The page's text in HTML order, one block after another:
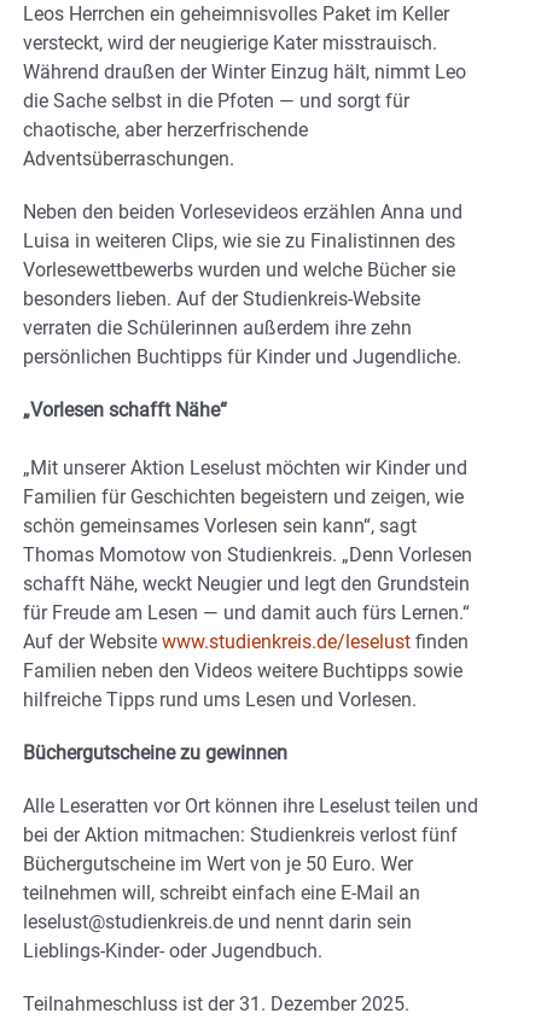
Leos Herrchen ein geheimnisvolles Paket im Keller
versteckt, wird der neugierige Kater misstrauisch.
Während draußen der Winter Einzug hält, nimmt Leo
die Sache selbst in die Pfoten — und sorgt für
chaotische, aber herzerfrischende
Adventsüberraschungen.
Neben den beiden Vorlesevideos erzählen Anna und
Luisa in weiteren Clips, wie sie zu Finalistinnen des
Vorlesewettbewerbs wurden und welche Bücher sie
besonders lieben. Auf der Studienkreis-Website
verraten die Schülerinnen außerdem ihre zehn
persönlichen Buchtipps für Kinder und Jugendliche.
„Vorlesen schafft Nähe“
„Mit unserer Aktion Leselust möchten wir Kinder und
Familien für Geschichten begeistern und zeigen, wie
schön gemeinsames Vorlesen sein kann“, sagt
Thomas Momotow von Studienkreis. „Denn Vorlesen
schafft Nähe, weckt Neugier und legt den Grundstein
für Freude am Lesen — und damit auch fürs Lernen.“
Auf der Website www.studienkreis.de/leselust finden
Familien neben den Videos weitere Buchtipps sowie
hilfreiche Tipps rund ums Lesen und Vorlesen.
Büchergutscheine zu gewinnen
Alle Leseratten vor Ort können ihre Leselust teilen und
bei der Aktion mitmachen: Studienkreis verlost fünf
Büchergutscheine im Wert von je 50 Euro. Wer
teilnehmen will, schreibt einfach eine E-Mail an
leselust@studienkreis.de und nennt darin sein
Lieblings-Kinder- oder Jugendbuch.
Teilnahmeschluss ist der 31. Dezember 2025.